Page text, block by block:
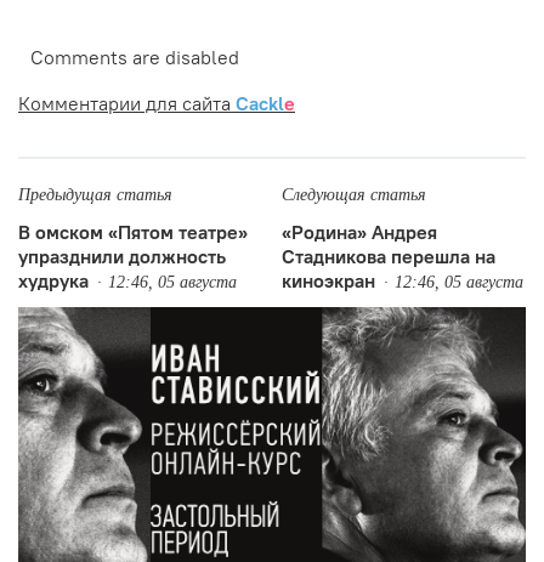
Comments are disabled
Комментарии для сайта Cackle
Предыдущая статья
В омском «Пятом театре»
упразднили должность
худрука
12:46, 05 августа
Следующая статья
«Родина» Андрея
Стадникова перешла на
киноэкран
12:46, 05 августа